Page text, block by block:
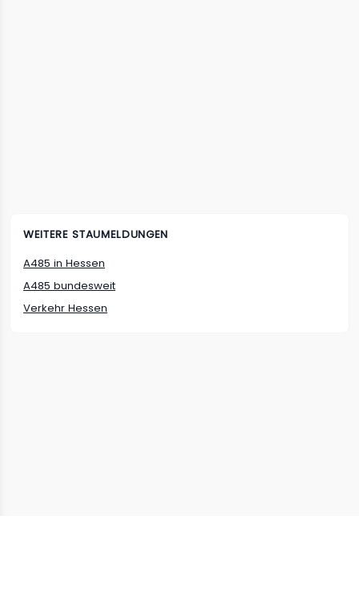
WEITERE STAUMELDUNGEN
A485 in Hessen
A485 bundesweit
Verkehr Hessen